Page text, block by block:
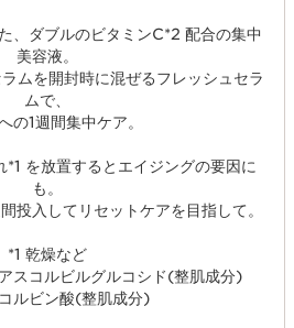
、ダブルのビタミンC*2 配合の集中
美容液。​
ムを開封時に混ぜるフレッシュセラ
ムで、​
の1週間集中ケア。​
*1 を放置するとエイジングの要因に
も。​
投入してリセットケアを目指して。​
*1 乾燥など​
スコルビルグルコシド(整肌成分)​
ルビン酸(整肌成分)